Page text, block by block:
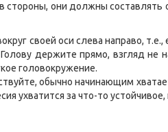
стороны, они должны
своей оси слева направо,
держите прямо, взгляд не
головокружение.
обычно начинающим
ухватится за что-то устойчивое,